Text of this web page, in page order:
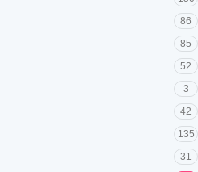
86
85
52
3
42
135
31